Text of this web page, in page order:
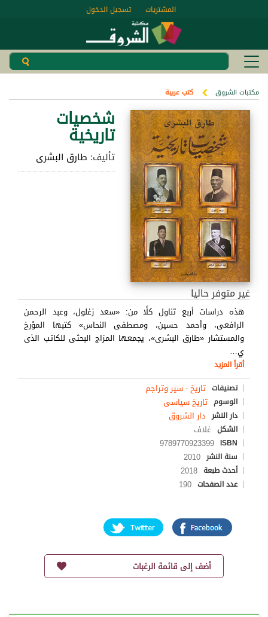
تسجيل الدخول المشتريات
مكتبات الشروق كتب عربية
شخصيات
تاريخية
تأليف: طارق البشرى
غير متوفر حاليا
هذه دراسات أربع تناول كلًا من: «سعد زغلول، وعبد الرحمن
الرافعى، وأحمد حسين، ومصطفى النحاس» كتبها المؤرخ
والمستشار «طارق البشرى»، يجمعها المزاج البحثى للكاتب الذى
ي…
أقرأ المزيد
تصنيفات تاريخ - سير وتراجم
الوسوم تاريخ سياسى
دار النشر دار الشروق
الشكل غلاف
ISBN
9789770923399
سنة النشر 2010
أحدث طبعة 2018
عدد الصفحات 190
أضف إلى قائمة الرغبات